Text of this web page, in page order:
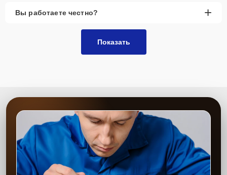
Вы работаете честно? +
Показать